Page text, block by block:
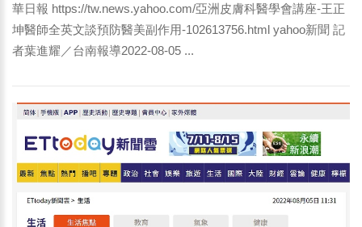
華日報 https://tw.news.yahoo.com/亞洲皮膚科醫學會講座-王正
坤醫師全英文談預防醫美副作用-102613756.html yahoo新聞 記
者葉進耀／台南報導2022-08-05 ...